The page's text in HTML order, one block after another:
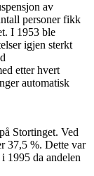
av
personer fikk
I 1953 ble
igjen sterkt
etter hvert
automatisk
Stortinget. Ved
37,5 %. Dette var
1995 da andelen